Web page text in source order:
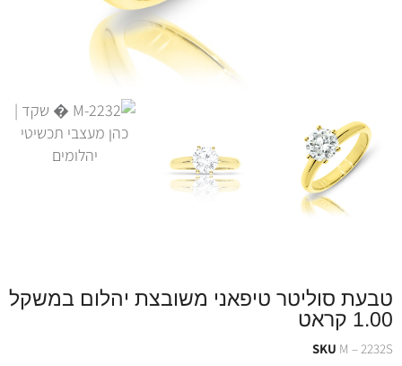
טבעת סוליטר טיפאני משובצת יהלום במשקל
1.00 קראט
SKU M – 2232S